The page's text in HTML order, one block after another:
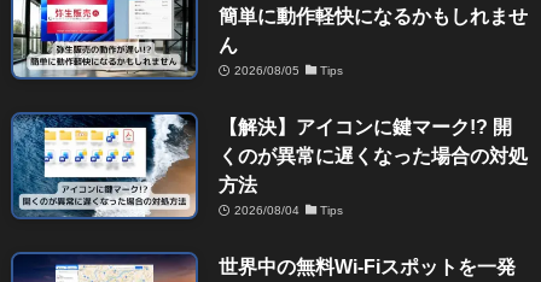
簡単に動作軽快になるかもしれませ
ん
2026/08/05 Tips
【解決】アイコンに鍵マーク!? 開
くのが異常に遅くなった場合の対処
方法
2026/08/04 Tips
世界中の無料Wi-Fiスポットを一発